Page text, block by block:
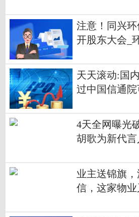
注意！同兴环
开股东大会_
天天滚动:国
过中国信通
4天全网曝光
胡歌为新代
业主送锦旗
信，这家物